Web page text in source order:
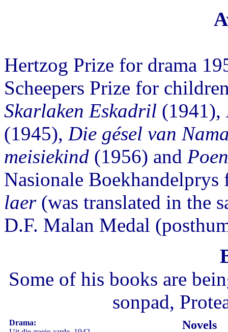
Hertzog Prize for drama
Scheepers Prize for
Skarlaken Eskadril (1941),
(1945), Die gésel van
meisiekind (1956) and
Nasionale
laer(was translated in the
D.F. Malan Medal
Some of his books are
sonpad,
Drama:
Novels